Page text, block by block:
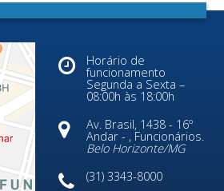
Horário de
funcionamento
Segunda a Sexta –
08:00h às 18:00h
Av. Brasil, 1438 - 16º
Andar - , Funcionários.
Belo Horizonte/MG
(31) 3343-8000